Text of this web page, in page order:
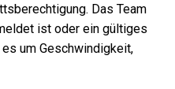
Das Team
ist oder ein gültiges
um Geschwindigkeit,